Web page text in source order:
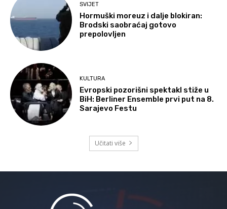
SVIJET
Hormuški moreuz i dalje blokiran:
Brodski saobraćaj gotovo
prepolovljen
KULTURA
Evropski pozorišni spektakl stiže u
BiH: Berliner Ensemble prvi put na 8.
Sarajevo Festu
Učitati više